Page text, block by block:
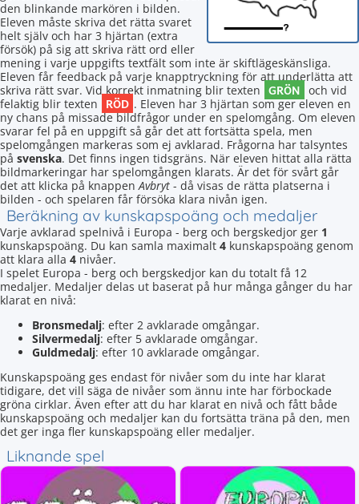
den blinkande markören i bilden.
Eleven måste skriva det rätta svaret
helt själv och har 3 hjärtan (extra
försök) på sig att skriva rätt ord eller
mening i varje uppgifts textfält som inte är skiftlägeskänsliga.
Eleven får feedback på varje knapptryckning för att underlätta att
skriva rätt svar. Vid korrekt inmatning blir texten GRÖN och vid
felaktig blir texten
RÖD . Eleven har 3 hjärtan som ger eleven en
ny chans på missade bildfrågor under en spelomgång. Om eleven
svarar fel på en uppgift så går det att fortsätta spela, men
spelomgången markeras som ej avklarad. Frågorna har talsyntes
på svenska. Det finns ingen tidsgräns. När eleven hittat alla rätta
bildmarkeringar har spelomgången klarats. Är det för svårt går
det att klicka på knappenAvbryt - då visas de rätta platserna i
bilden - och spelaren får försöka klara nivån igen.
Beräkning av kunskapspoäng och medaljer
Varje avklarad spelnivå i Europa - berg och bergskedjor ger 1
kunskapspoäng. Du kan samla maximalt 4 kunskapspoäng genom
att klara alla 4 nivåer.
I spelet Europa - berg och bergskedjor kan du totalt få 12
medaljer. Medaljer delas ut baserat på hur många gånger du har
klarat en nivå:
Bronsmedalj: efter 2 avklarade omgångar.
Silvermedalj: efter 5 avklarade omgångar.
Guldmedalj: efter 10 avklarade omgångar.
Kunskapspoäng ges endast för nivåer som du inte har klarat
tidigare, det vill säga de nivåer som ännu inte har förbockade
gröna cirklar. Även efter att du har klarat en nivå och fått både
kunskapspoäng och medaljer kan du fortsätta träna på den, men
det ger inga fler kunskapspoäng eller medaljer.
Liknande spel